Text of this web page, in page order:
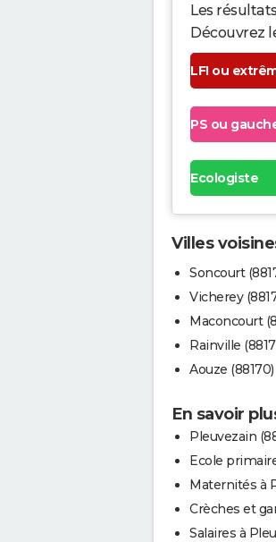
Les
Découvrez
LFI ou
PS ou
Ecologiste
Villes
Soncourt
Vicherey
Maconcourt
Rainville
Aouze (88170)
En savoir
Pleuvezain
Ecole
Maternités à
Crèches et
Salaires à